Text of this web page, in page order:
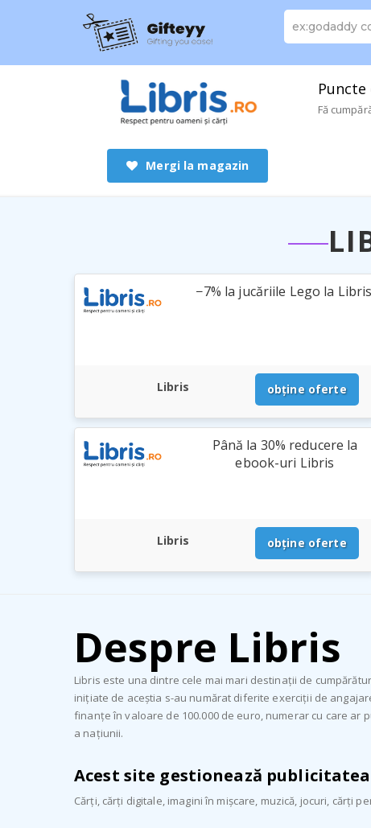
Mergi la magazin
Fă
−7% la jucăriile Lego la Libris
Libris obține oferte
Până la 30% reducere la
ebook-uri Libris
Libris obține oferte
Despre Libris
Libris este una dintre cele mai mari destinații de
inițiate de aceștia s-au numărat diferite exerciții de
finanțe în valoare de 100.000 de euro, numerar cu care ar
a națiunii.
Acest site gestionează
Cărți, cărți digitale, imagini în mișcare, muzică, jocuri, cărți